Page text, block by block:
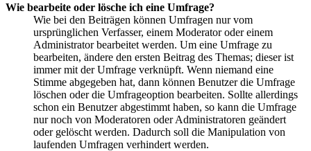
Wie bearbeite oder lösche ich eine Umfrage?
Wie bei den Beiträgen können Umfragen nur vom
ursprünglichen Verfasser, einem Moderator oder einem
Administrator bearbeitet werden. Um eine Umfrage zu
bearbeiten, ändere den ersten Beitrag des Themas; dieser ist
immer mit der Umfrage verknüpft. Wenn niemand eine
Stimme abgegeben hat, dann können Benutzer die Umfrage
löschen oder die Umfrageoption bearbeiten. Sollte allerdings
schon ein Benutzer abgestimmt haben, so kann die Umfrage
nur noch von Moderatoren oder Administratoren geändert
oder gelöscht werden. Dadurch soll die Manipulation von
laufenden Umfragen verhindert werden.